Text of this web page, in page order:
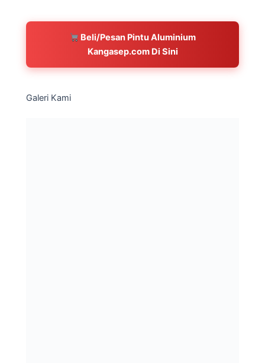
Beli/Pesan Pintu Aluminium
Kangasep.com Di Sini
Galeri Kami